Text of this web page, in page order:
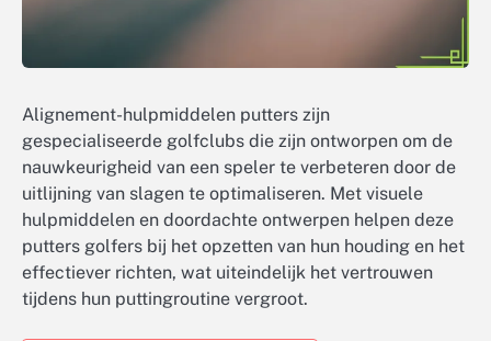
Alignement-hulpmiddelen putters zijn
gespecialiseerde golfclubs die zijn ontworpen om de
nauwkeurigheid van een speler te verbeteren door de
uitlijning van slagen te optimaliseren. Met visuele
hulpmiddelen en doordachte ontwerpen helpen deze
putters golfers bij het opzetten van hun houding en het
effectiever richten, wat uiteindelijk het vertrouwen
tijdens hun puttingroutine vergroot.